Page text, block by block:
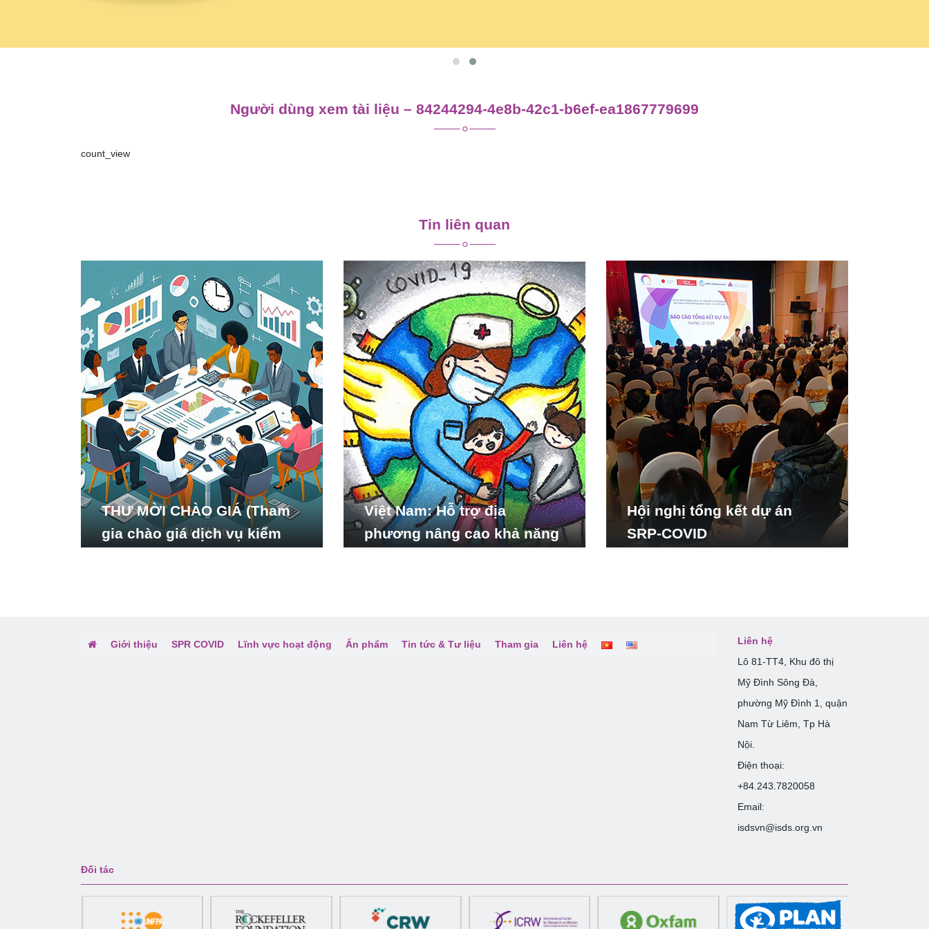
Người dùng xem tài liệu – 84244294-4e8b-42c1-b6ef-ea1867779699
count_view
viết
Tin liên quan
THƯ MỜI CHÀO GIÁ (Tham
gia chào giá dịch vụ kiểm
Việt Nam: Hỗ trợ địa
phương nâng cao khả năng
Hội nghị tổng kết dự án
SRP-COVID
Giới thiệu SPR COVID Lĩnh vực hoạt động Ấn phẩm Tin tức & Tư liệu Tham gia Liên hệ
Liên hệ
Lô 81-TT4, Khu đô thị
Mỹ Đình Sông Đà,
phường Mỹ Đình 1, quận
Nam Từ Liêm, Tp Hà
Nội.
Điện thoại:
+84.243.7820058
Email:
isdsvn@isds.org.vn
Đối tác